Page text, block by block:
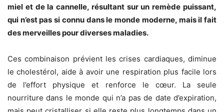
miel et de la cannelle, résultant sur un remède puissant,
qui n’est pas si connu dans le monde moderne, mais il fait
des merveilles pour diverses maladies.
Ces combinaison prévient les crises cardiaques, diminue
le cholestérol, aide à avoir une respiration plus facile lors
de l’effort physique et renforce le cœur. La seule
nourriture dans le monde qui n’a pas de date d’expiration,